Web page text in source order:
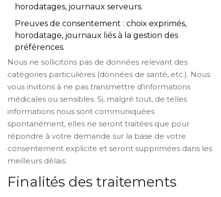
horodatages, journaux serveurs.
Preuves de consentement : choix exprimés,
horodatage, journaux liés à la gestion des
préférences.
Nous ne sollicitons pas de données relevant des
catégories particulières (données de santé, etc.). Nous
vous invitons à ne pas transmettre d’informations
médicales ou sensibles. Si, malgré tout, de telles
informations nous sont communiquées
spontanément, elles ne seront traitées que pour
répondre à votre demande sur la base de votre
consentement explicite et seront supprimées dans les
meilleurs délais.
Finalités des traitements